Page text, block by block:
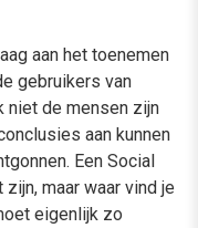
aan het toenemen
gebruikers van
niet de mensen zijn
aan kunnen
Een Social
maar waar vind je
eigenlijk zo